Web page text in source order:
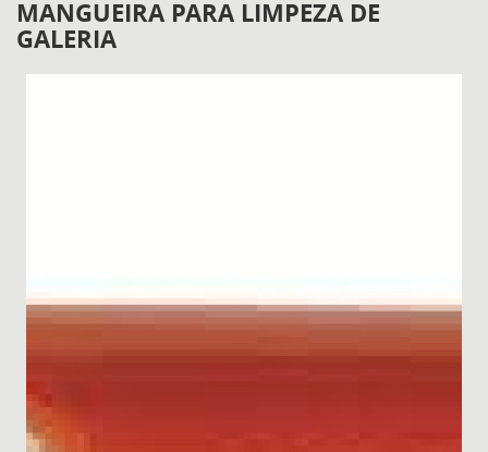
MANGUEIRA PARA LIMPEZA DE
GALERIA